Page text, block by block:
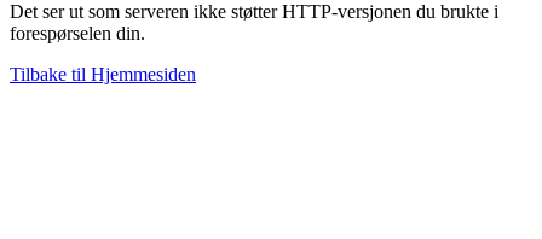
Det ser ut som serveren ikke støtter HTTP-versjonen du brukte i
forespørselen din.
Tilbake til Hjemmesiden